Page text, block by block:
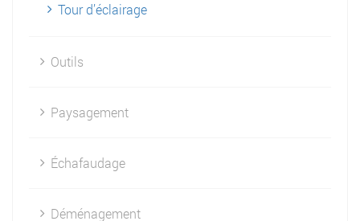
Tour d’éclairage
Outils
Paysagement
Échafaudage
Déménagement